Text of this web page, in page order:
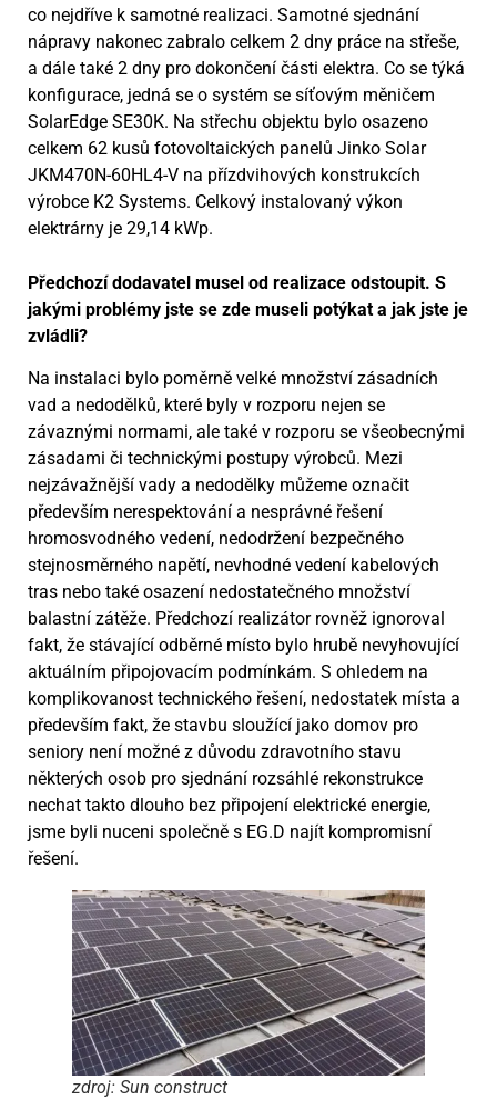
co nejdříve k samotné realizaci. Samotné sjednání
nápravy nakonec zabralo celkem 2 dny práce na střeše,
a dále také 2 dny pro dokončení části elektra. Co se týká
konfigurace, jedná se o systém se síťovým měničem
SolarEdge SE30K. Na střechu objektu bylo osazeno
celkem 62 kusů fotovoltaických panelů Jinko Solar
JKM470N-60HL4-V na přízdvihových konstrukcích
výrobce K2 Systems. Celkový instalovaný výkon
elektrárny je 29,14 kWp.
Předchozí dodavatel musel od realizace odstoupit. S
jakými problémy jste se zde museli potýkat a jak jste je
zvládli?
Na instalaci bylo poměrně velké množství zásadních
vad a nedodělků, které byly v rozporu nejen se
závaznými normami, ale také v rozporu se všeobecnými
zásadami či technickými postupy výrobců. Mezi
nejzávažnější vady a nedodělky můžeme označit
především nerespektování a nesprávné řešení
hromosvodného vedení, nedodržení bezpečného
stejnosměrného napětí, nevhodné vedení kabelových
tras nebo také osazení nedostatečného množství
balastní zátěže. Předchozí realizátor rovněž ignoroval
fakt, že stávající odběrné místo bylo hrubě nevyhovující
aktuálním připojovacím podmínkám. S ohledem na
komplikovanost technického řešení, nedostatek místa a
především fakt, že stavbu sloužící jako domov pro
seniory není možné z důvodu zdravotního stavu
některých osob pro sjednání rozsáhlé rekonstrukce
nechat takto dlouho bez připojení elektrické energie,
jsme byli nuceni společně s EG.D najít kompromisní
řešení.
zdroj: Sun construct